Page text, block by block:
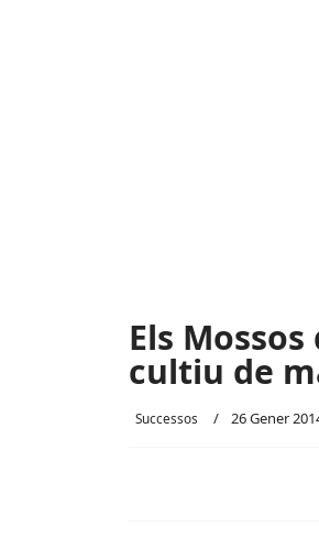
Els
cultiu de
Successos 26 Gener